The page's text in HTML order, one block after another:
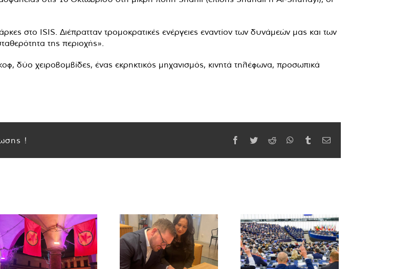
στο ISIS. Διέπρατταν τρομοκρατικές ενέργειες εναντίον των δυνάμεών μας και των
της περιοχής».
δύο χειροβομβίδες, ένας εκρηκτικός μηχανισμός, κινητά τηλέφωνα, προσωπικά
! Facebook
TwitterReddit WhatsApp
TumblrEmail